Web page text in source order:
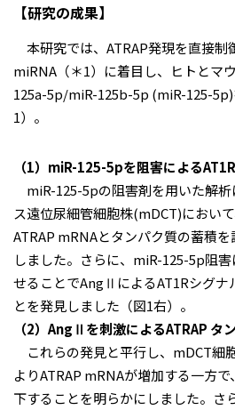
【研究の成果】
本研究では、ATRAP発現を直接制
miRNA（＊1）に着目し、ヒトとマ
125a-5p/miR-125b-5p (miR-125-
1）。
（1）miR-125-5pを阻害による
miR-125-5pの阻害剤を用いた解析
ス遠位尿細管細胞株(mDCT)におい
ATRAP mRNAとタンパク質の蓄積
しました。さらに、miR-125-5p阻害
せることでAngⅡによるAT1Rシグナ
とを発見しました（図1右）。
（2）AngⅡを刺激によるATRAP タ
これらの発見と平行し、mDCT細
よりATRAP mRNAが増加する一方
下することを明らかにしました。さ